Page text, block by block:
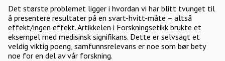
Det største problemet ligger i hvordan vi har blitt tvunget til
å presentere resultater på en svart-hvitt-måte – altså
effekt/ingen effekt. Artikkelen i Forskningsetikk brukte et
eksempel med medisinsk signifikans. Dette er selvsagt et
veldig viktig poeng, samfunnsrelevans er noe som bør bety
noe for en del av vår forskning.